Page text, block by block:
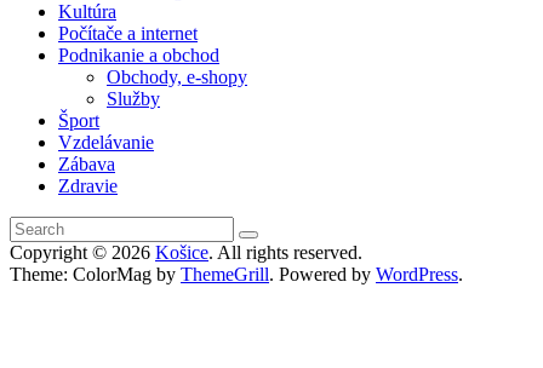
Kultúra
Počítače a internet
Podnikanie a obchod
Obchody, e-shopy
Služby
Šport
Vzdelávanie
Zábava
Zdravie
Copyright © 2026 Košice. All rights reserved.
Theme: ColorMag by ThemeGrill. Powered by WordPress.